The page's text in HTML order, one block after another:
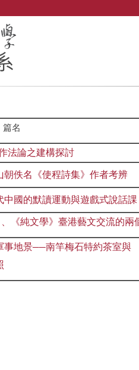
篇名
法論之建構探討
佚名《使程詩集》作者考辨
中國的默讀運動與遊戲式說話課
《純文學》臺港藝文交流的兩
事地景──南竿梅石特約茶室與